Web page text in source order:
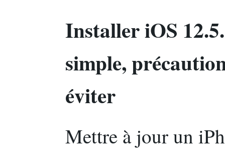
Installer iOS
simple,
éviter
Mettre à jour un